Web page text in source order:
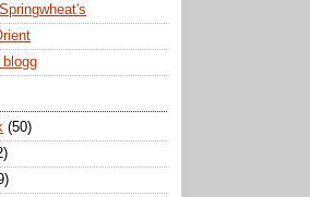
blogg
(50)